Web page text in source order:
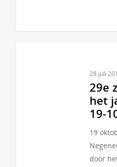
28 juli
29e
het
19-
19
door